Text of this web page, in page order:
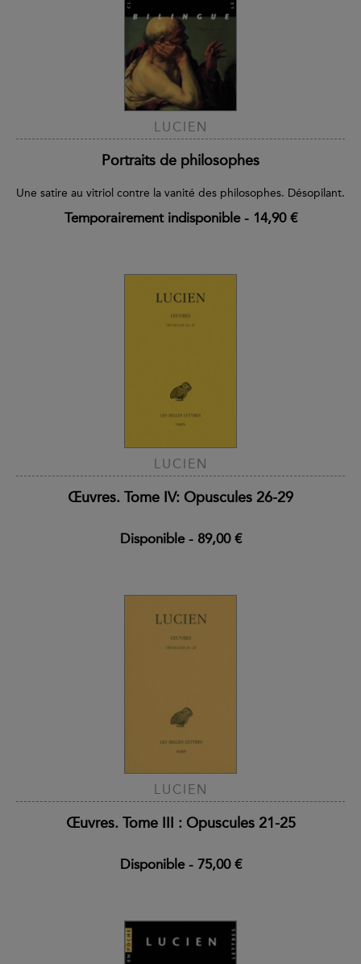
LUCIEN
Portraits de philosophes
Une satire au vitriol contre la vanité des philosophes. Désopilant.
Temporairement indisponible- 14,90 €
LUCIEN
Œuvres. Tome IV: Opuscules 26-29
Disponible- 89,00 €
LUCIEN
Œuvres. Tome III : Opuscules 21-25
Disponible- 75,00 €